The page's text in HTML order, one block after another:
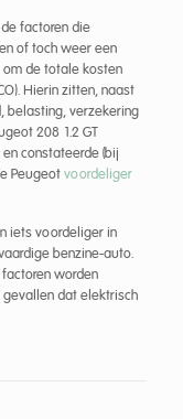
factoren die
of toch weer een
de totale kosten
Hierin zitten, naast
belasting, verzekering
208 1.2 GT
en constateerde (bij
Peugeot voordeliger
iets voordeliger in
benzine-auto.
worden
dat elektrisch